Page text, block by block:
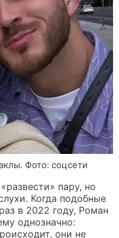
Фото: соцсети
пару, но
Когда подобные
в 2022 году, Роман
однозначно:
они не